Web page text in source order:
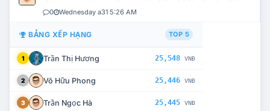
0 Wednesday a31 5:26 AM
BẢNG XẾP HẠNG TOP 5
1 Trần Thị Hương 25,548 VNĐ
2 Võ Hữu Phong 25,446 VNĐ
3 Trần Ngọc Hà 25,445 VNĐ